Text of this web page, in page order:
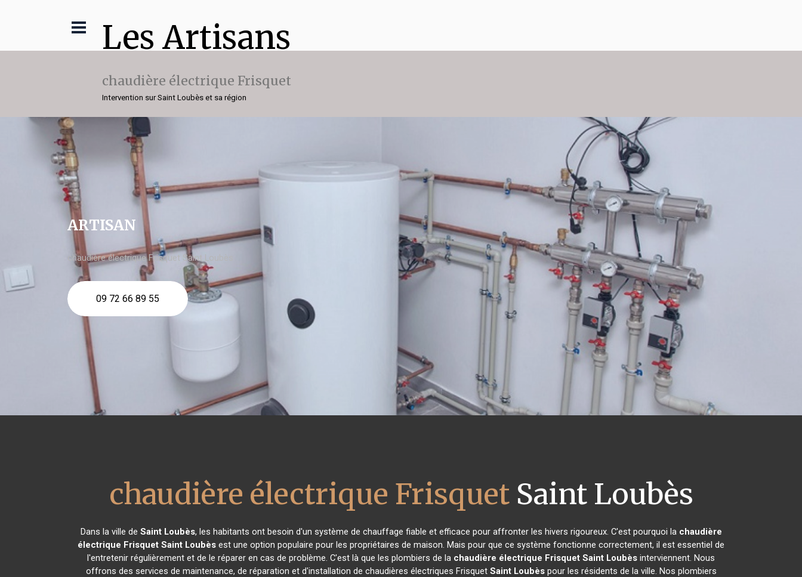
Les Artisans
chaudière électrique Frisquet
Intervention sur Saint Loubès et sa région
ARTISAN
chaudière électrique Frisquet Saint Loubès
09 72 66 89 55
chaudière électrique FrisquetSaint Loubès
Dans la ville de Saint Loubès, les habitants ont besoin d'un système de chauffage fiable et efficace pour affronter les hivers rigoureux. C'est pourquoi la chaudière
électrique Frisquet Saint Loubès est une option populaire pour les propriétaires de maison. Mais pour que ce système fonctionne correctement, il est essentiel de
l'entretenir régulièrement et de le réparer en cas de problème. C'est là que les plombiers de la chaudière électrique Frisquet Saint Loubès interviennent. Nous
offrons des services de maintenance, de réparation et d'installation de chaudières électriques Frisquet Saint Loubèspour les résidents de la ville. Nos plombiers